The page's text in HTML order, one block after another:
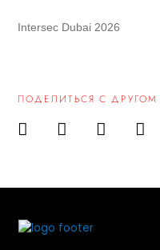
Intersec Dubai 2026
ПОДЕЛИТЬСЯ С ДРУГОМ